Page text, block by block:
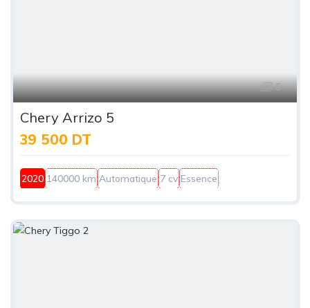
5
Chery Arrizo 5
39 500 DT
2020 140000 km Automatique 7 cv Essence